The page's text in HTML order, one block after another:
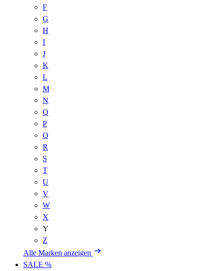
F
G
H
I
J
K
L
M
N
O
P
Q
R
S
T
U
V
W
X
Y
Z
Alle Marken anzeigen
SALE %